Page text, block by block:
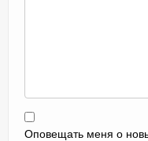
Оповещать меня о